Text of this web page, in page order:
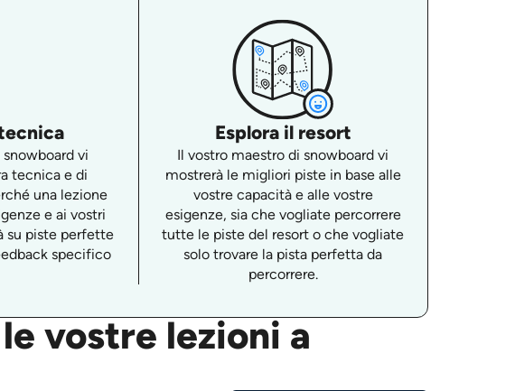
vi
tecnica e di
una lezione
e ai vostri
su piste perfette
specifico
Esplora il resort
Il vostro maestro di snowboard vi
mostrerà le migliori piste in base alle
vostre capacità e alle vostre
esigenze, sia che vogliate percorrere
tutte le piste del resort o che vogliate
solo trovare la pista perfetta da
percorrere.
vostre lezioni a